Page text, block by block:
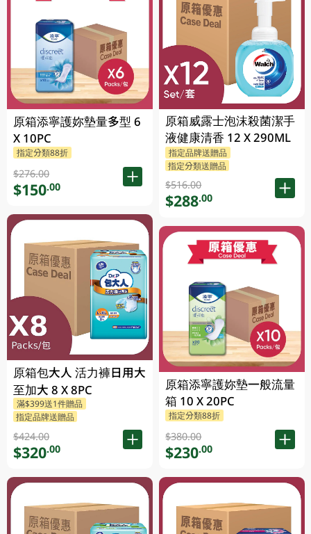
原箱添寧護妳墊量多型 6
X 10PC
指定分類88折
$276.00
$150.00
原箱包大人 活力褲日用大
至加大 8 X 8PC
滿$399送1件贈品
指定品牌送贈品
$424.00
$320.00
原箱威露士泡沫殺菌潔手
液健康清香 12 X 290ML
指定品牌送贈品
指定分類送贈品
$516.00
$288.00
原箱添寧護妳墊一般流量
箱 10 X 20PC
指定分類88折
$380.00
$230.00